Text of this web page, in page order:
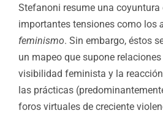
Stefanoni resume una
importantes tensiones como los
feminismo. Sin embargo, éstos
un mapeo que supone
visibilidad feminista y la
las prácticas
foros virtuales de creciente